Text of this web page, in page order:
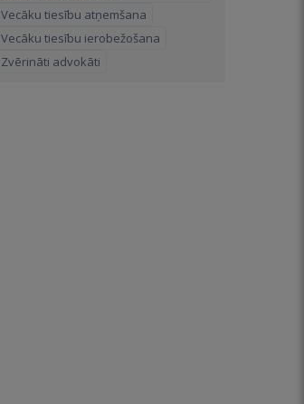
Vecāku tiesību atņemšana
Vecāku tiesību ierobežošana
Zvērināti advokāti